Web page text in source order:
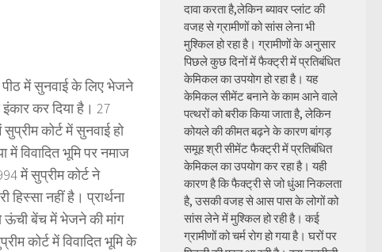
पीठ में सुनवाई के लिए भेजने
कर दिया है। 27
कोर्ट में सुनवाई हो
विवादित भूमि पर नमाज
में सुप्रीम कोर्ट ने
नहीं है। प्रार्थना
ऊंची बेंच में भेजने की मांग
कोर्ट में विवादित भूमि के
दावा करता है,लेकिन ब्यावर प्लांट की
वजह से ग्रामीणों को सांस लेना भी
मुश्किल हो रहा है। ग्रामीणों के अनुसार
पिछले कुछ दिनों में फैक्ट्री में प्रतिबंधित
केमिकल का उपयोग हो रहा है। यह
केमिकल सीमेंट बनाने के काम आने वाले
पत्थरों को बरीक किया जाता है, लेकिन
कोयले की कीमत बढ़ने के कारण बांगड़
समूह श्री सीमेंट फैक्ट्री में प्रतिबंधित
केमिकल का उपयोग कर रहा है। यही
कारण है कि फैक्ट्री से जो धुंआ निकलता
है, उसकी वजह से आस पास के लोगों को
सांस लेने में मुश्किल हो रही है। कई
ग्रामीणों को चर्म रोग हो गया है। घरों पर